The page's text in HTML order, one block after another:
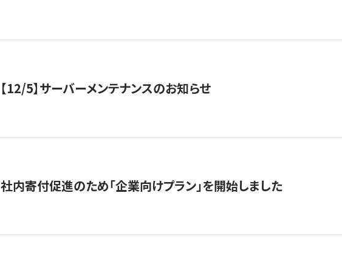
【12/5】サーバーメンテナンスのお知らせ
社内寄付促進のため「企業向けプラン」を開始しました